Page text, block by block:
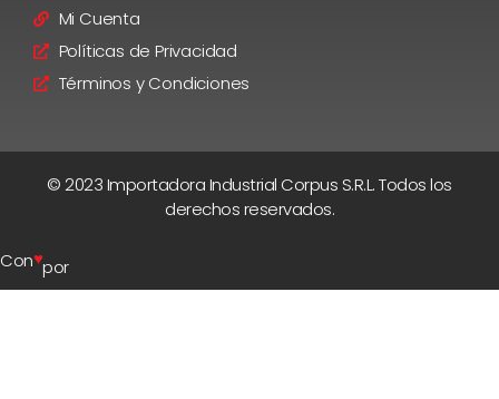
Mi Cuenta
Políticas de Privacidad
Términos y Condiciones
© 2023 Importadora Industrial Corpus S.R.L. Todos los
derechos reservados.
Con♥por